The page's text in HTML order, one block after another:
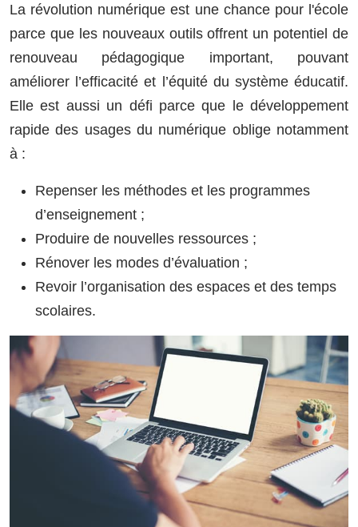
La révolution numérique est une chance pour l'école
parce que les nouveaux outils offrent un potentiel de
renouveau pédagogique important, pouvant
améliorer l’efficacité et l’équité du système éducatif.
Elle est aussi un défi parce que le développement
rapide des usages du numérique oblige notamment
à :
Repenser les méthodes et les programmes
d’enseignement ;
Produire de nouvelles ressources ;
Rénover les modes d’évaluation ;
Revoir l’organisation des espaces et des temps
scolaires.